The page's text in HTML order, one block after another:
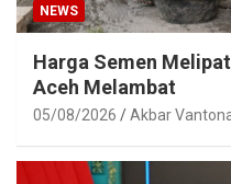
NEWS
Harga Semen
Aceh Melambat
05/08/2026 Akbar